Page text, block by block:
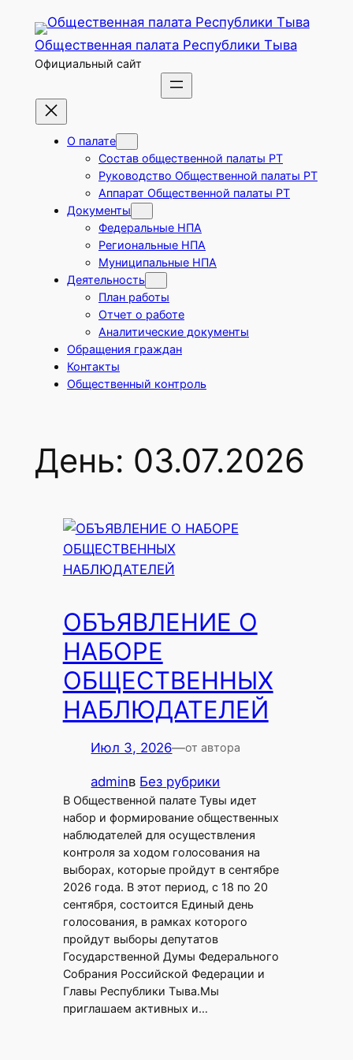
Перейти
содержимому
Общественная палата Республики Тыва
Официальный сайт
О палате
Состав общественной палаты РТ
Руководство Общественной палаты РТ
Аппарат Общественной палаты РТ
Документы
Федеральные НПА
Региональные НПА
Муниципальные НПА
Деятельность
План работы
Отчет о работе
Аналитические документы
Обращения граждан
Контакты
Общественный контроль
День: 03.07.2026
ОБЪЯВЛЕНИЕ О
НАБОРЕ
ОБЩЕСТВЕННЫХ
НАБЛЮДАТЕЛЕЙ
Июл 3, 2026—от автора
adminв Без рубрики
В Общественной палате Тувы идет
набор и формирование общественных
наблюдателей для осуществления
контроля за ходом голосования на
выборах, которые пройдут в сентябре
2026 года. В этот период, с 18 по 20
сентября, состоится Единый день
голосования, в рамках которого
пройдут выборы депутатов
Государственной Думы Федерального
Собрания Российской Федерации и
Главы Республики Тыва.Мы
приглашаем активных и…